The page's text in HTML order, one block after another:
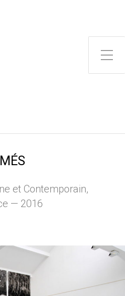
Toggle Side Menu
et Contemporain,
— 2016